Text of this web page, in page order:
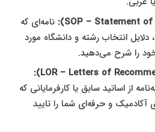
نامه‌ای که
انتخاب رشته و دانشگاه مورد
را شرح می‌دهید.
از اساتید سابق یا کارفرمایانی که
و حرفه‌ای شما را تایید